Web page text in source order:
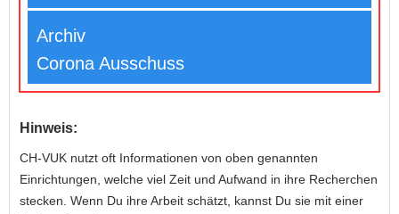
Archiv
Corona Ausschuss
Hinweis:
CH-VUK nutzt oft Informationen von oben genannten
Einrichtungen, welche viel Zeit und Aufwand in ihre Recherchen
stecken. Wenn Du ihre Arbeit schätzt, kannst Du sie mit einer